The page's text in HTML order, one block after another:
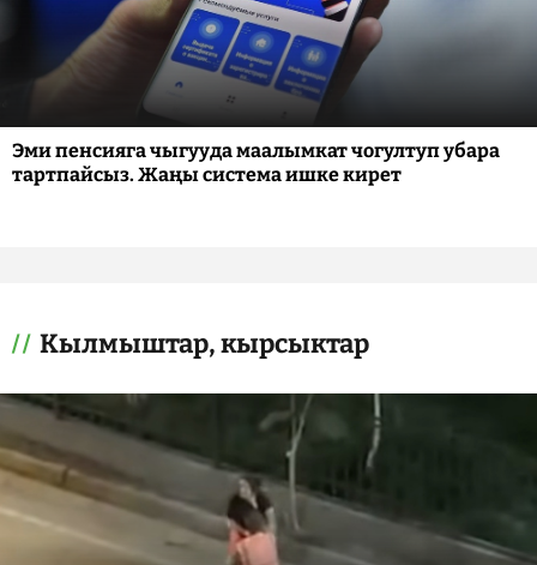
Эми пенсияга чыгууда маалымкат чогултуп убара
тартпайсыз. Жаңы система ишке кирет
Кылмыштар, кырсыктар